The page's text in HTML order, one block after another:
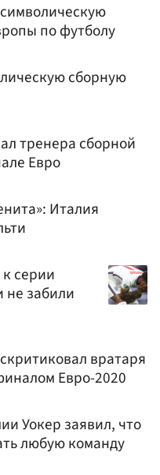
по футболу
сборную
тренера сборной
Евро
Италия
серии
не забили
вратаря
Евро-2020
Уокер заявил, что
любую команду